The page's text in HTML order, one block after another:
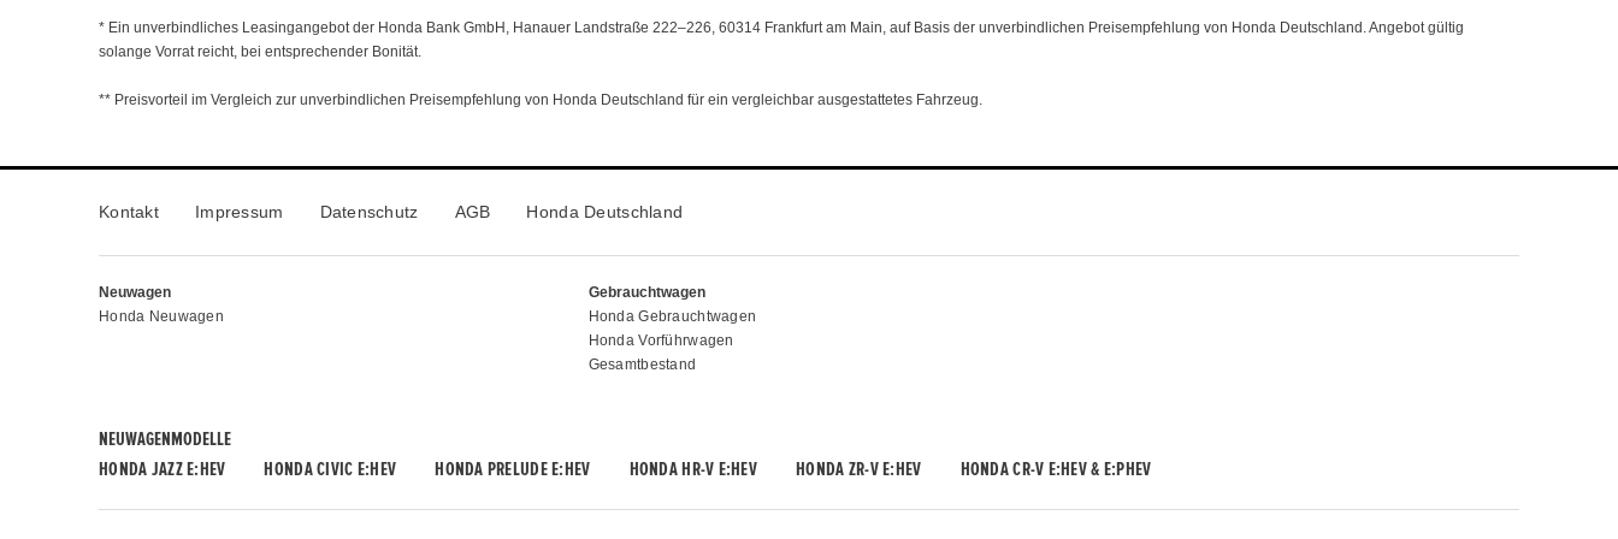
* Ein unverbindliches Leasingangebot der Honda Bank GmbH, Hanauer Landstraße 222–226, 60314 Frankfurt am Main, auf Basis der unverbindlichen Preisempfehlung von Honda Deutschland. Angebot gültig
solange Vorrat reicht, bei entsprechender Bonität.
** Preisvorteil im Vergleich zur unverbindlichen Preisempfehlung von Honda Deutschland für ein vergleichbar ausgestattetes Fahrzeug.
Kontakt Impressum Datenschutz AGB Honda Deutschland
Neuwagen
Honda Neuwagen
Gebrauchtwagen
Honda Gebrauchtwagen
Honda Vorführwagen
Gesamtbestand
NEUWAGENMODELLE
HONDA JAZZ E:HEV
HONDA CIVIC E:HEV HONDA PRELUDE E:HEV HONDA HR-V E:HEV HONDA ZR-V E:HEV HONDA CR-V E:HEV & E:PHEV